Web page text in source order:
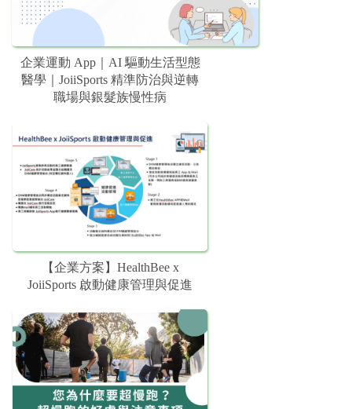
企業運動 App｜AI 驅動生活型態
醫學｜JoiiSports 精準防治與逆轉
職場與銀髮族慢性病
【企業方案】HealthBee x
JoiiSports 啟動健康管理與促進